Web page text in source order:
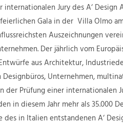
Jury des A‘ Design
Gala in der Villa Olmo
Auszeichnungen
Der jährlich vom
aus Architektur,
Unternehmen,
der Prüfung einer internationalen
in diesem Jahr mehr als 35.000
in Italien entstandenen A‘